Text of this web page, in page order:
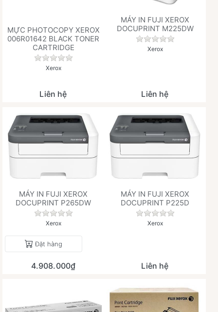
MỰC PHOTOCOPY XEROX
006R01642 BLACK TONER
CARTRIDGE
Chưa có đánh giá nào cho sản phẩm này.
Xerox
Liên hệ
MÁY IN FUJI XEROX
DOCUPRINT M225DW
Chưa có đánh giá
Xerox
Liên hệ
MÁY IN FUJI XEROX
DOCUPRINT P265DW
Chưa có đánh giá nào cho sản phẩm này.
Xerox
Đặt hàng
4.908.000₫
MÁY IN FUJI XEROX
DOCUPRINT P225D
Chưa có đánh giá
Xerox
Liên hệ